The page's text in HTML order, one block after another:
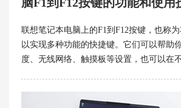
联想笔记本电脑上的F1到F12按键，也称
以实现多种功能的快捷键。它们可以帮助
度、无线网络、触摸板等设置，也可以在
的功能和使用技巧，让你更好地利用这些